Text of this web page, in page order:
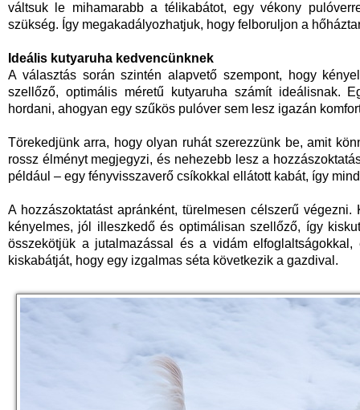
váltsuk le mihamarabb a télikabátot, egy vékony
szükség. Így megakadályozhatjuk, hogy felboruljon a
Ideális kutyaruha kedvencünknek
A választás során szintén alapvető szempont, hogy
szellőző, optimális méretű kutyaruha számít ideálisnak.
hordani, ahogyan egy szűkös pulóver sem lesz igazán
Törekedjünk arra, hogy olyan ruhát szerezzünk be, amit
rossz élményt megjegyzi, és nehezebb lesz a
például – egy fényvisszaverő csíkokkal ellátott kabát, így
A hozzászoktatást apránként, türelmesen célszerű
kényelmes, jól illeszkedő és optimálisan szellőző, így
összekötjük a jutalmazással és a vidám
kiskabátját, hogy egy izgalmas séta következik a gazdival.